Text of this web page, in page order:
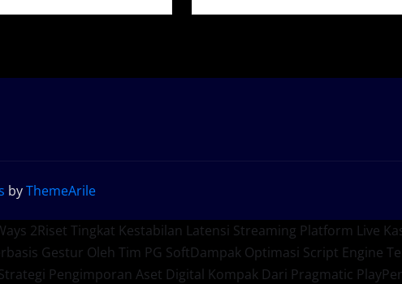
byThemeArile
2Riset Tingkat Kestabilan Latensi Streaming Platform Live
Gestur Oleh Tim PG SoftDampak Optimasi Script Engine
Pengimporan Aset Digital Kompak Dari Pragmatic Play